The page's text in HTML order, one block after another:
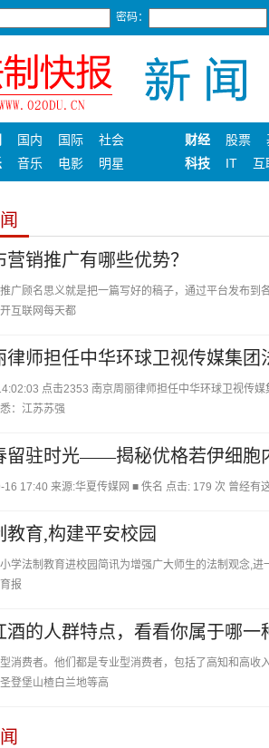
密码：
国内 国际
社会
音乐 电影 明星
财经 股票
科技
IT 互
营销推广有哪些优势？
广顾名思义就是把一篇写好的稿子，通过平台发布
互联网每天都
律师担任中华环球卫视传媒集团
点击2353 南京周丽律师担任中华环球卫视传
：江苏苏强
留驻时光——揭秘优格若伊细胞
16 17:40 来源:华夏传媒网 ■ 佚名 点击: 179 次 曾经有
教育,构建平安校园
学法制教育进校园简讯为增强广大师生的法制观念,
报
酒的人群特点，看看你属于哪一
消费者。他们都是专业型消费者，包括了高知和高
登堡山楂白兰地等高